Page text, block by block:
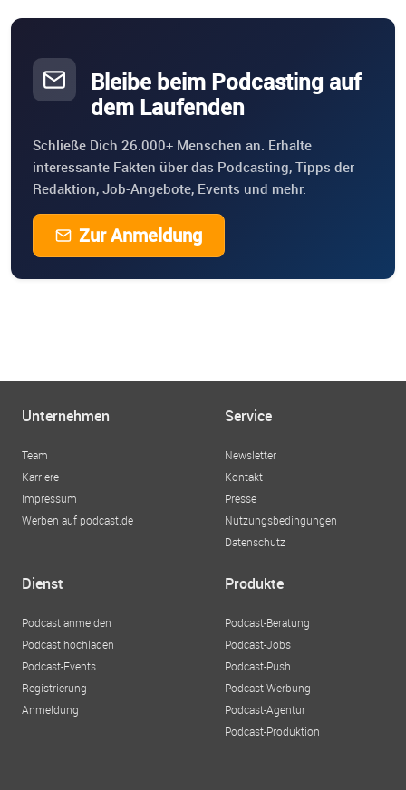
Bleibe beim Podcasting auf
dem Laufenden
Schließe Dich 26.000+ Menschen an. Erhalte
interessante Fakten über das Podcasting, Tipps der
Redaktion, Job-Angebote, Events und mehr.
Zur Anmeldung
Unternehmen
Team
Karriere
Impressum
Werben auf podcast.de
Service
Newsletter
Kontakt
Presse
Nutzungsbedingungen
Datenschutz
Dienst
Podcast anmelden
Podcast hochladen
Podcast-Events
Registrierung
Anmeldung
Produkte
Podcast-Beratung
Podcast-Jobs
Podcast-Push
Podcast-Werbung
Podcast-Agentur
Podcast-Produktion